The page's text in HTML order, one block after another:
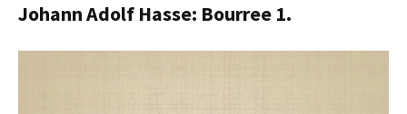
Johann Adolf Hasse: Bourree 1.